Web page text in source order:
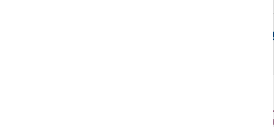
Föreslå en